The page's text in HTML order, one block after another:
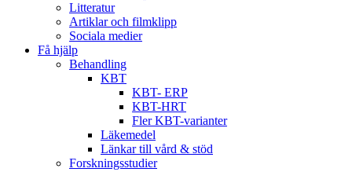
Litteratur
Artiklar och filmklipp
Sociala medier
Få hjälp
Behandling
KBT
KBT- ERP
KBT-HRT
Fler KBT-varianter
Läkemedel
Länkar till vård & stöd
Forskningsstudier